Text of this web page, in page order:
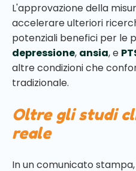
L'approvazione della
accelerare ulteriori
potenziali benefici per le
depressione, ansia, e
altre condizioni che
tradizionale.
Oltre gli studi
reale
In un comunicato stampa,